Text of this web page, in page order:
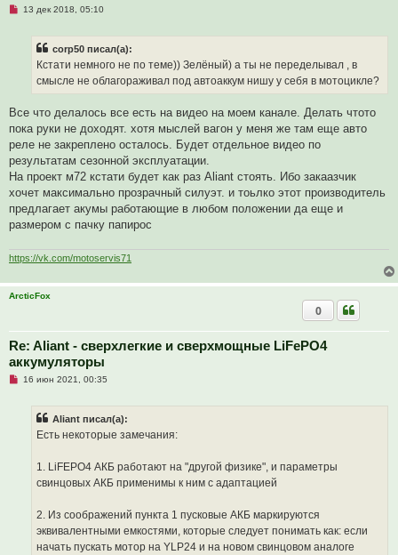
нН
н
о
с
о
б
щ
н
и
13 дек 2018, 05:10
corp50 писал(а):
Кстати немного не по теме)) Зелёный) а ты не переделывал , в
смысле не облагораживал под автоаккум нишу у себя в мотоцикле?
Все что делалось все есть на видео на моем канале. Делать чтото
пока руки не доходят. хотя мыслей вагон у меня же там еще авто
реле не закреплено осталось. Будет отдельное видео по
результатам сезонной эксплуатации.
На проект м72 кстати будет как раз Aliant стоять. Ибо закаазчик
хочет максимально прозрачный силуэт. и тоьлко этот производитель
предлагает акумы работающие в любом положении да еще и
размером с пачку папирос
https://vk.com/motoservis71
ArcticFox
Re: Aliant - сверхлегкие и сверхмощные LiFePO4
аккумуляторы
0
Н16 июн 2021, 00:35
Aliant писал(а):
Есть некоторые замечания:
1. LiFEPO4 АКБ работают на "другой физике", и параметры
свинцовых АКБ применимы к ним с адаптацией
2. Из соображений пункта 1 пусковые АКБ маркируются
эквивалентными емкостями, которые следует понимать как: если
начать пускать мотор на YLP24 и на новом свинцовом аналоге